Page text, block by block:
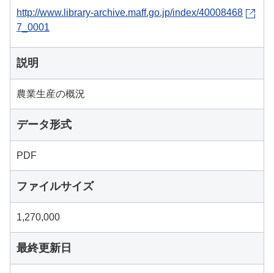
http://www.library-archive.maff.go.jp/index/40008468
7_0001
説明
農業生産の概況
データ形式
PDF
ファイルサイズ
1,270,000
最終更新日